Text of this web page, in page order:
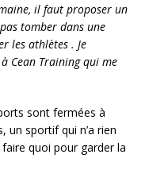
il faut proposer un
tomber dans une
les athlètes . Je
Cean Training qui me
sont fermées à
un sportif qui n’a rien
quoi pour garder la